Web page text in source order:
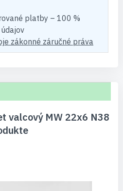
platby – 100 %
zákonné záručné práva
valcový MW 22x6 N38